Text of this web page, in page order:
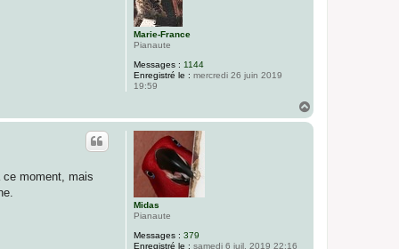
Marie-France
Pianaute
Messages : 1144
Enregistré le : mercredi 26 juin 2019
19:59
u
Midas
Pianaute
Messages : 379
Enregistré le : samedi 6 juil. 2019 22:16
moment, mais